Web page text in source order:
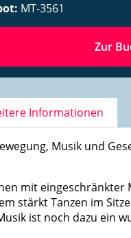
MT-3561
Zur
Informationen
Musik und
mit
stärkt Tanzen im
ist noch dazu ein